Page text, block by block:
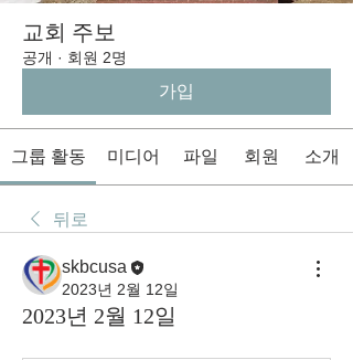
교회 주보
공개 · 회원 2명
가입
그룹 활동 미디어 파일 회원 소개
뒤로
skbcusa
2023년 2월 12일
2023년 2월 12일